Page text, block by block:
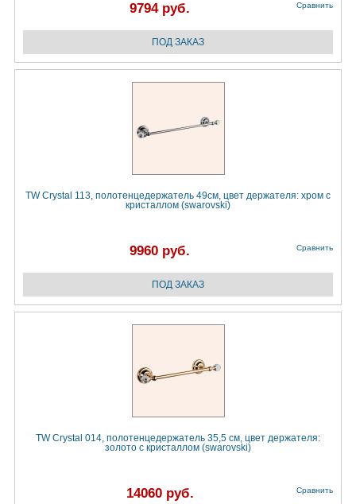
9794 руб. Сравнить
TW Crystal 113, полотенцедержатель 49см, цвет держателя: хром с
кристаллом (swarovski)
9960 руб. Сравнить
TW Crystal 014, полотенцедержатель 35,5 см, цвет держателя:
золото с кристаллом (swarovski)
14060 руб. Сравнить